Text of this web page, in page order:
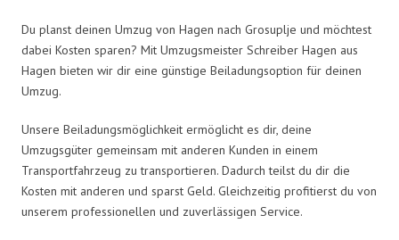
Du planst deinen Umzug von Hagen nach Grosuplje und möchtest
dabei Kosten sparen? Mit Umzugsmeister Schreiber Hagen aus
Hagen bieten wir dir eine günstige Beiladungsoption für deinen
Umzug.
Unsere Beiladungsmöglichkeit ermöglicht es dir, deine
Umzugsgüter gemeinsam mit anderen Kunden in einem
Transportfahrzeug zu transportieren. Dadurch teilst du dir die
Kosten mit anderen und sparst Geld. Gleichzeitig profitierst du von
unserem professionellen und zuverlässigen Service.